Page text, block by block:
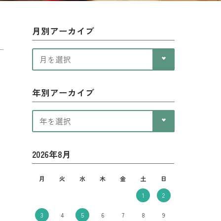
月別アーカイブ
年別アーカイブ
2026年8月
月 火 水 木 金 土
日
1
2
3 4 5 6 7 8 9